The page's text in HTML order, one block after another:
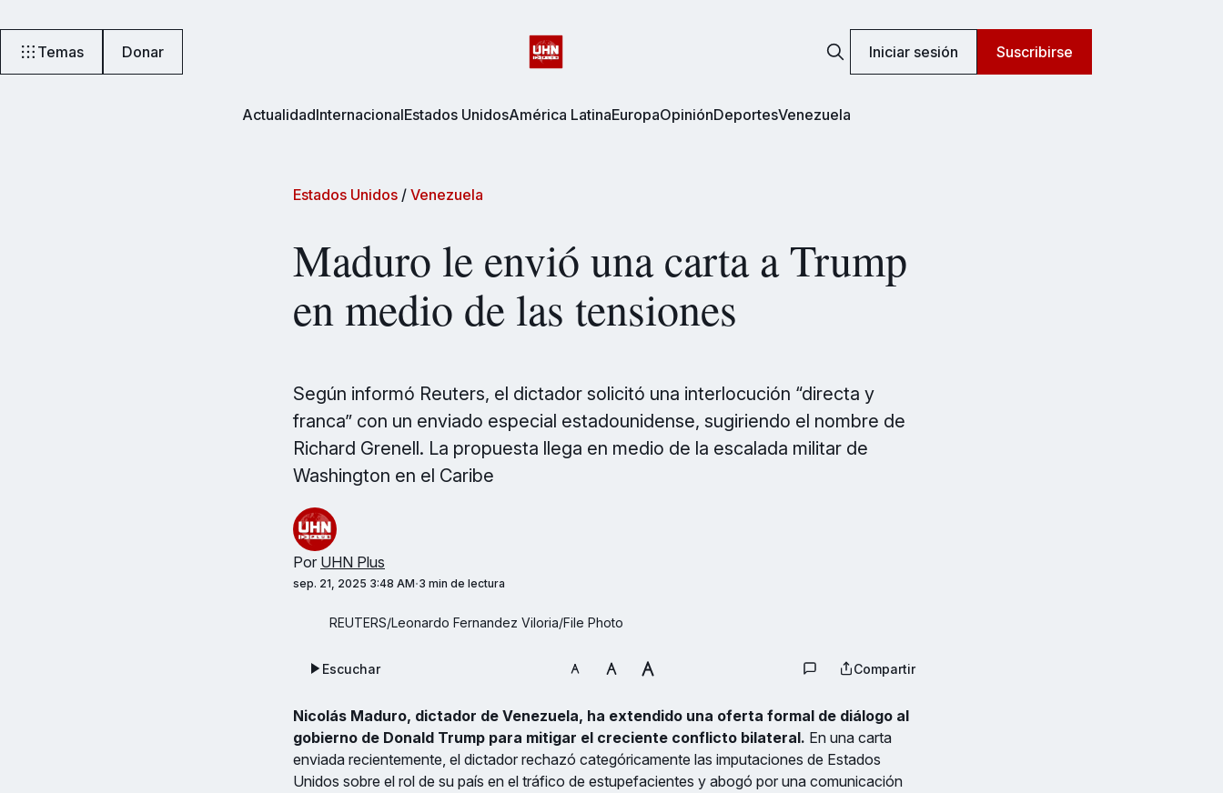
Temas Donar Iniciar sesión Suscribirse
ActualidadInternacionalEstados UnidosAmérica LatinaEuropaOpiniónDeportesVenezuela
Estados Unidos / Venezuela
Maduro le envió una carta a Trump
en medio de las tensiones
Según informó Reuters, el dictador solicitó una interlocución “directa y
franca” con un enviado especial estadounidense, sugiriendo el nombre de
Richard Grenell. La propuesta llega en medio de la escalada militar de
Washington en el Caribe
Por UHN Plus
sep. 21, 2025 3:48 AM 3 min de lectura
REUTERS/Leonardo Fernandez Viloria/File Photo
Escuchar Compartir
Nicolás Maduro, dictador de Venezuela, ha extendido una oferta formal de diálogo al
gobierno de Donald Trump para mitigar el creciente conflicto bilateral. En una carta
enviada recientemente, el dictador rechazó categóricamente las imputaciones de Estados
Unidos sobre el rol de su país en el tráfico de estupefacientes y abogó por una comunicación